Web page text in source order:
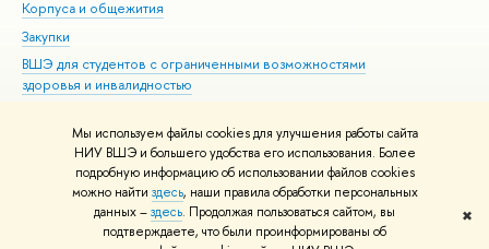
Мы используем файлы cookies для улучшения работы сайта
НИУ ВШЭ и большего удобства его использования. Более
подробную информацию об использовании файлов cookies
можно найти здесь, наши правила обработки персональных
данных –здесь. Продолжая пользоваться сайтом, вы
подтверждаете, что были проинформированы об
✖
Корпуса и общежития
Закупки
ВШЭ для студентов с ограниченными возможностями
здоровья и инвалидностью
Единая платежная страница